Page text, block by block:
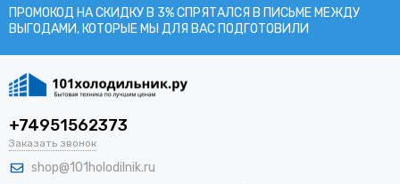
ПРОМОКОД НА СКИДКУ В 3% СПРЯТАЛСЯ В ПИCЬМЕ МЕЖДУ
ВЫГОДАМИ, КОТОРЫЕ МЫ ДЛЯ ВАС ПОДГОТОВИЛИ
+74951562373
Заказать звонок
shop@101holodilnik.ru